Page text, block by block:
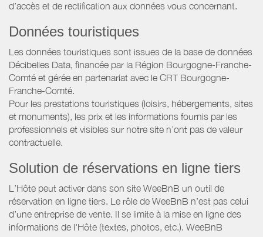
d’accès et de rectification aux données vous concernant.
Données touristiques
Les données touristiques sont issues de la base de données
Décibelles Data, financée par la Région Bourgogne-Franche-
Comté et gérée en partenariat avec le CRT Bourgogne-
Franche-Comté.
Pour les prestations touristiques (loisirs, hébergements, sites
et monuments), les prix et les informations fournis par les
professionnels et visibles sur notre site n’ont pas de valeur
contractuelle.
Solution de réservations en ligne tiers
L’Hôte peut activer dans son site WeeBnB un outil de
réservation en ligne tiers. Le rôle de WeeBnB n’est pas celui
d’une entreprise de vente. Il se limite à la mise en ligne des
informations de l'Hôte (textes, photos, etc.). WeeBnB